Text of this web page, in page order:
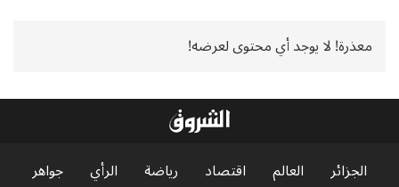
معذرة! لا يوجد أي محتوى لعرضه!
الجزائر العالم اقتصاد رياضة الرأي
جواهر